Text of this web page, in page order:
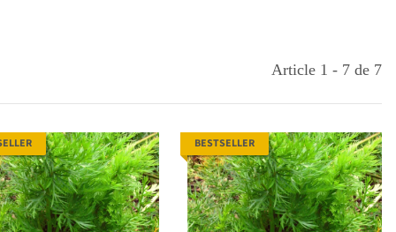
Article 1 - 7 de 7
BESTSELLER